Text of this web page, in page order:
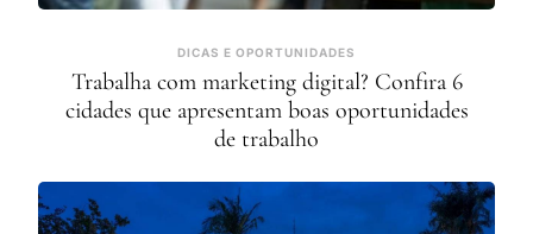
DICAS E OPORTUNIDADES
Trabalha com marketing digital? Confira 6
cidades que apresentam boas oportunidades
de trabalho